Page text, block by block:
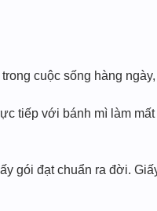
cuộc sống hàng
tiếp với bánh mì làm
gói đạt chuẩn ra đời.